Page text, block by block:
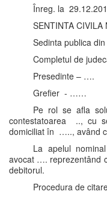
Înreg. la
SENTINTA CIVILA
Sedinta publica
Completul de
Presedinte – ….
Grefier - ……
Pe rol se afla
contestatoarea .., cu
domiciliat în ….., având
La apelul
avocat …. reprezentând
debitorul.
Procedura de